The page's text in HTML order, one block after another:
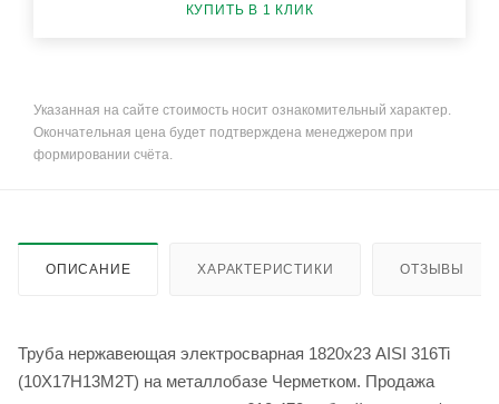
КУПИТЬ В 1 КЛИК
Указанная на сайте стоимость носит ознакомительный характер.
Окончательная цена будет подтверждена менеджером при
формировании счёта.
ОПИСАНИЕ ХАРАКТЕРИСТИКИ ОТЗЫВЫ
Труба нержавеющая электросварная 1820х23 AISI 316Ti
(10Х17Н13М2Т) на металлобазе Черметком. Продажа